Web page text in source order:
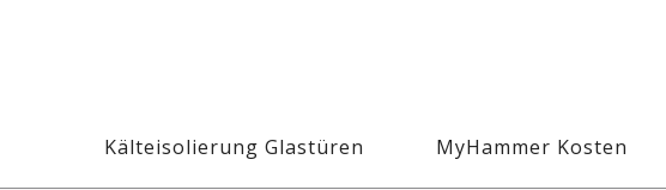
Kälteisolierung Glastüren MyHammer Kosten